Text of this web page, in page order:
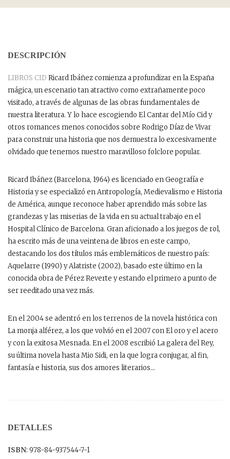
DESCRIPCIÓN
LIBROS CID Ricard Ibáñez comienza a profundizar en la España
mágica, un escenario tan atractivo como extrañamente poco
visitado, a través de algunas de las obras fundamentales de
nuestra literatura. Y lo hace escogiendo El Cantar del Mío Cid y
otros romances menos conocidos sobre Rodrigo Díaz de Vivar
para construir una historia que nos demuestra lo excesivamente
olvidado que tenemos nuestro maravilloso folclore popular.
Ricard Ibáñez (Barcelona, 1964) es licenciado en Geografía e
Historia y se especializó en Antropología, Medievalismo e Historia
de América, aunque reconoce haber aprendido más sobre las
grandezas y las miserias de la vida en su actual trabajo en el
Hospital Clínico de Barcelona. Gran aficionado a los juegos de rol,
ha escrito más de una veintena de libros en este campo,
destacando los dos títulos más emblemáticos de nuestro país:
Aquelarre (1990) y Alatriste (2002), basado este último en la
conocida obra de Pérez Reverte y estando el primero a punto de
ser reeditado una vez más.
En el 2004 se adentró en los terrenos de la novela histórica con
La monja alférez, a los que volvió en el 2007 con El oro y el acero
y con la exitosa Mesnada. En el 2008 escribió La galera del Rey,
su última novela hasta Mio Sidi, en la que logra conjugar, al fin,
fantasía e historia, sus dos amores literarios…
DETALLES
ISBN: 978-84-937544-7-1